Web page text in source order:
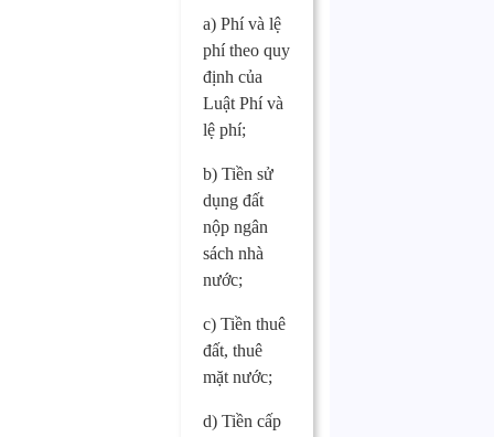
a) Phí và lệ
phí theo quy
định của
Luật Phí và
lệ phí;
b) Tiền sử
dụng đất
nộp ngân
sách nhà
nước;
c) Tiền thuê
đất, thuê
mặt nước;
d) Tiền cấp